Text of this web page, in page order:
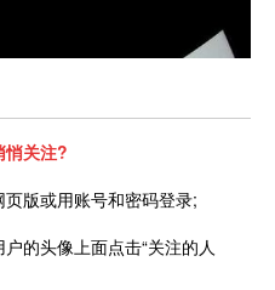
悄关注?
版或用账号和密码登录;
的头像上面点击“关注的人